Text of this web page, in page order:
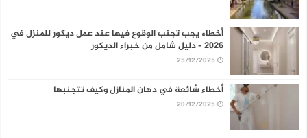
أخطاء يجب تجنب الوقوع فيها عند عمل ديكور للمنزل في
2026 – دليل شامل من خبراء الديكور
25/12/2025
أخطاء شائعة في دهان المنازل وكيف تتجنبها
20/12/2025